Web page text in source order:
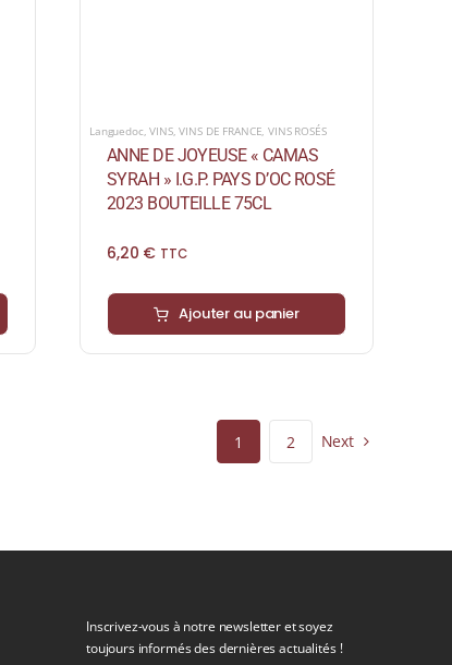
Languedoc ,VINS,VINS DE FRANCE ,VINS ROSÉS
ANNE DE JOYEUSE « CAMAS
SYRAH » I.G.P. PAYS D’OC ROSÉ
2023 BOUTEILLE 75CL
6,20 € TTC
Ajouter au panier
1 2 Next
Inscrivez-vous à notre newsletter et soyez
toujours informés des dernières actualités !